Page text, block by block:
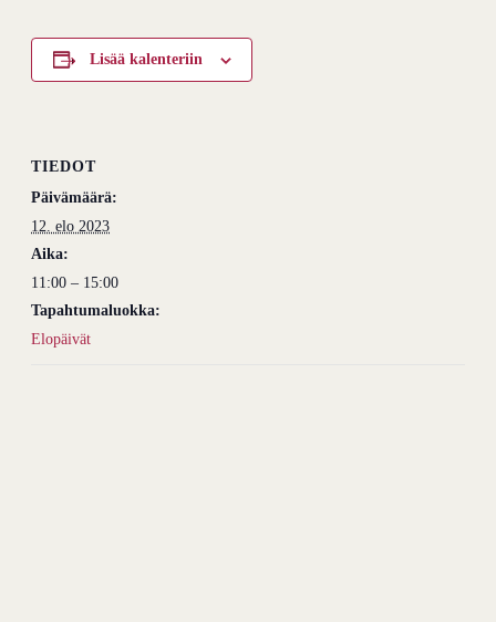
Lisää kalenteriin
TIEDOT
Päivämäärä:
12. elo 2023
Aika:
11:00 – 15:00
Tapahtumaluokka:
Elopäivät